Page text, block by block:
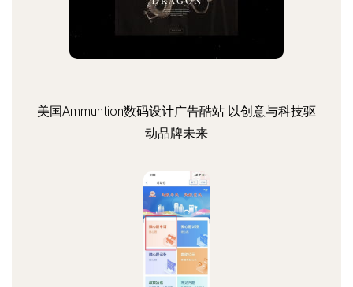
美国Ammuntion数码设计广告酷站 以创意与科技驱
动品牌未来